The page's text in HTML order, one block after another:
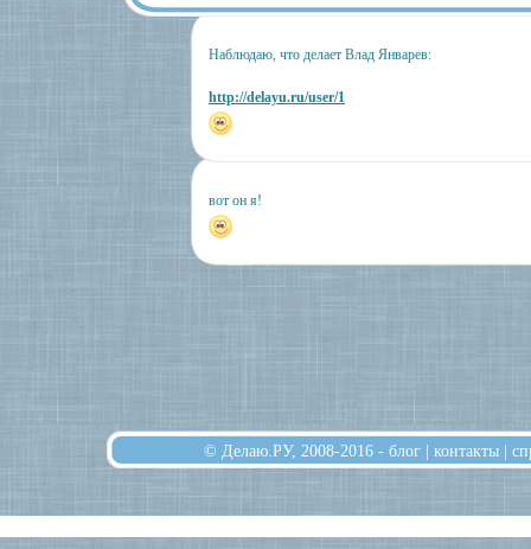
Наблюдаю, что делает Влад Январев:
http://delayu.ru/user/1
вот он я!
© Делаю.РУ, 2008-2016 - блог | контакты |